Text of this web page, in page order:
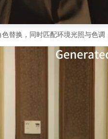
替换，同时匹配环境光照与色调